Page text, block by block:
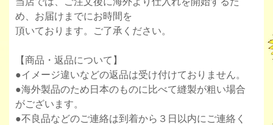
め、お届けまでにお時間を
頂いております。ご了承ください。
【商品・返品について】
●イメージ違いなどの返品は受け付けておりません。
●海外製品のため日本のものに比べて縫製が粗い場合
がございます。
●不良品などのご連絡は到着から３日以内にご連絡く